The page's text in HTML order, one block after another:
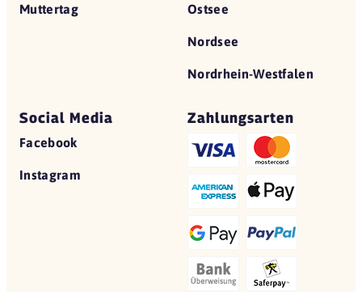
Muttertag Ostsee
Nordsee
Nordrhein-Westfalen
Social Media
Facebook
Instagram
Zahlungsarten